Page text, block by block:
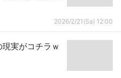
2026/2/21(Sa) 12:00
現実がコチラｗ